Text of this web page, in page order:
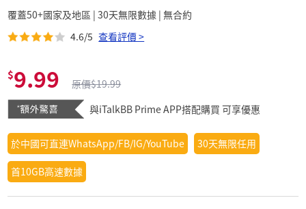
覆蓋50+國家及地區 | 30天無限數據 | 無合約
4.6/5 查看評價 >
$9.99
原價$19.99
與iTalkBB Prime APP搭配購買 可享優惠
於中國可直連WhatsApp/FB/IG/YouTube 30天無限任用
首10GB高速數據